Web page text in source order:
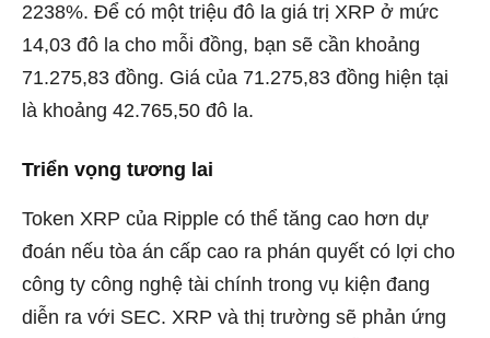
2238%. Để có một triệu đô la giá trị XRP ở mức
14,03 đô la cho mỗi đồng, bạn sẽ cần khoảng
71.275,83 đồng. Giá của 71.275,83 đồng hiện tại
là khoảng 42.765,50 đô la.
Triển vọng tương lai
Token XRP của Ripple có thể tăng cao hơn dự
đoán nếu tòa án cấp cao ra phán quyết có lợi cho
công ty công nghệ tài chính trong vụ kiện đang
diễn ra với SEC. XRP và thị trường sẽ phản ứng